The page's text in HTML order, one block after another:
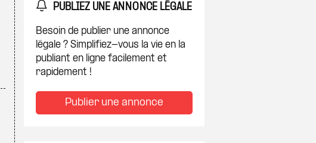
PUBLIEZ UNE ANNONCE LÉGALE
Besoin de publier une annonce
légale ? Simplifiez-vous la vie en la
publiant en ligne facilement et
rapidement !
Publier une annonce